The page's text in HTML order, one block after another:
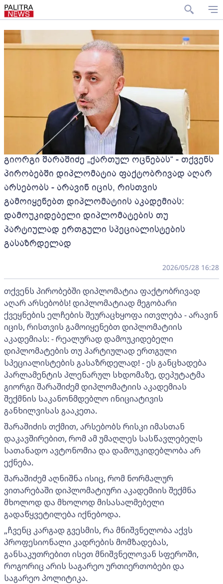
გიორგი შარაშიძე „ქართულ ოცნებას“ - თქვენს
პირობებში დიპლომატია ფაქტობრივად აღარ
არსებობს - არავინ იცის, რისთვის
გამოიყენებთ დიპლომატიის აკადემიას:
დამოუკიდებელი დიპლომატების თუ
პარტიულად ერთგული სპეციალისტების
გასაზრდელად
2026/05/28 16:28
თქვენს პირობებში დიპლომატია ფაქტობრივად
აღარ არსებობს! დიპლომატიად მეგობარი
ქვეყნების ელჩების შეურაცხყოფა ითვლება - არავინ
იცის, რისთვის გამოიყენებთ დიპლომატიის
აკადემიას: - რეალურად დამოუკიდებელი
დიპლომატების თუ პარტიულად ერთგული
სპეციალისტების გასაზრდელად! - ეს განცხადება
პარლამენტის პლენარულ სხდომაზე, დეპუტატმა
გიორგი შარაშიძემ დიპლომატიის აკადემიას
შექმნის საკანონმდებლო ინიციატივის
განხილვისას გააკეთა.
შარაშიძის თქმით, არსებობს რისკი იმასთან
დაკავშირებით, რომ ამ უმაღლეს სასწავლებელს
სათანადო ავტონომია და დამოუკიდებლობა არ
ექნება.
შარაშიძემ აღნიშნა ისიც, რომ ნორმალურ
ვითარებაში დიპლომატიური აკადემიის შექმნა
მხოლოდ და მხოლოდ მისასალმებელი
გადაწყვეტილება იქნებოდა.
„ჩვენც კარგად გვესმის, რა მნიშვნელობა აქვს
პროფესიონალი კადრების მომზადებას,
განსაკუთრებით ისეთ მნიშვნელოვან სფეროში,
როგორიც არის საგარეო ურთიერთობები და
საგარეო პოლიტიკა.